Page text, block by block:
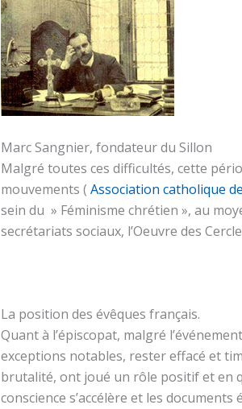
Marc Sangnier, fondateur du Sillon
Malgré toutes ces difficultés, cette
mouvements ( Association catholique
sein du » Féminisme chrétien », au
secrétariats sociaux, l’Oeuvre des
La position des évêques français.
Quant à l’épiscopat, malgré
exceptions notables, rester effacé et
brutalité, ont joué un rôle positif et en
conscience s’accélère et les